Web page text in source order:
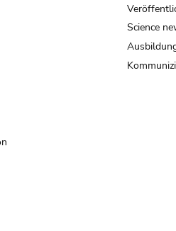
Science